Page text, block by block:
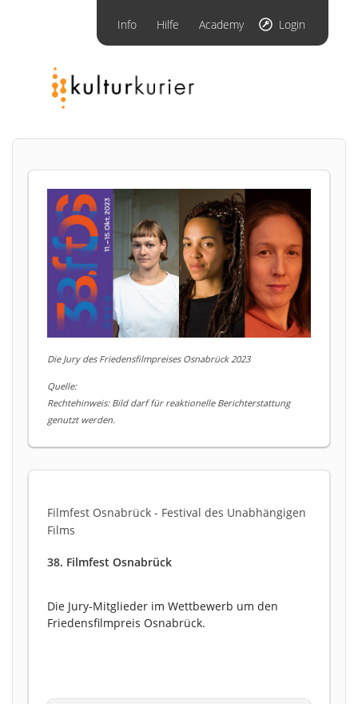
Info Hilfe Academy Login
Die Jury des Friedensfilmpreises Osnabrück 2023
Quelle:
Rechtehinweis: Bild darf für reaktionelle Berichterstattung
genutzt werden.
Filmfest Osnabrück - Festival des Unabhängigen
Films
38. Filmfest Osnabrück
Die Jury-Mitglieder im Wettbewerb um den
Friedensfilmpreis Osnabrück.